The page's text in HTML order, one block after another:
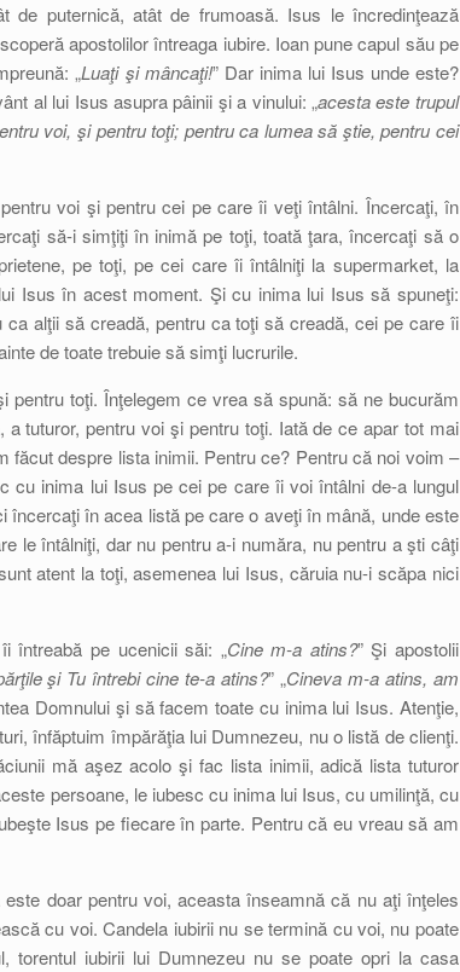
de puternică, atât de frumoasă. Isus le încredinţează
apostolilor întreaga iubire. Ioan pune capul său pe
„Luaţi şi mâncaţi!” Dar inima lui Isus unde este?
al lui Isus asupra pâinii şi a vinului: „acesta este trupul
voi, şi pentru toţi; pentru ca lumea să ştie, pentru cei
voi şi pentru cei pe care îi veţi întâlni. Încercaţi, în
să-i simţiţi în inimă pe toţi, toată ţara, încercaţi să o
pe toţi, pe cei care îi întâlniţi la supermarket, la
Isus în acest moment. Şi cu inima lui Isus să spuneţi:
alţii să creadă, pentru ca toţi să creadă, cei pe care îi
de toate trebuie să simţi lucrurile.
pentru toţi. Înţelegem ce vrea să spună: să ne bucurăm
tuturor, pentru voi şi pentru toţi. Iată de ce apar tot mai
despre lista inimii. Pentru ce? Pentru că noi voim –
inima lui Isus pe cei pe care îi voi întâlni de-a lungul
în acea listă pe care o aveţi în mână, unde este
le întâlniţi, dar nu pentru a-i număra, nu pentru a şti câţi
atent la toţi, asemenea lui Isus, căruia nu-i scăpa nici
întreabă pe ucenicii săi: „Cine m-a atins?” Şi apostolii
şi Tu întrebi cine te-a atins?” „Cineva m-a atins, am
Domnului şi să facem toate cu inima lui Isus. Atenţie,
înfăptuim împărăţia lui Dumnezeu, nu o listă de clienţi.
mă aşez acolo şi fac lista inimii, adică lista tuturor
persoane, le iubesc cu inima lui Isus, cu umilinţă, cu
Isus pe fiecare în parte. Pentru că eu vreau să am
doar pentru voi, aceasta înseamnă că nu aţi înţeles
cu voi. Candela iubirii nu se termină cu voi, nu poate
torentul iubirii lui Dumnezeu nu se poate opri la casa